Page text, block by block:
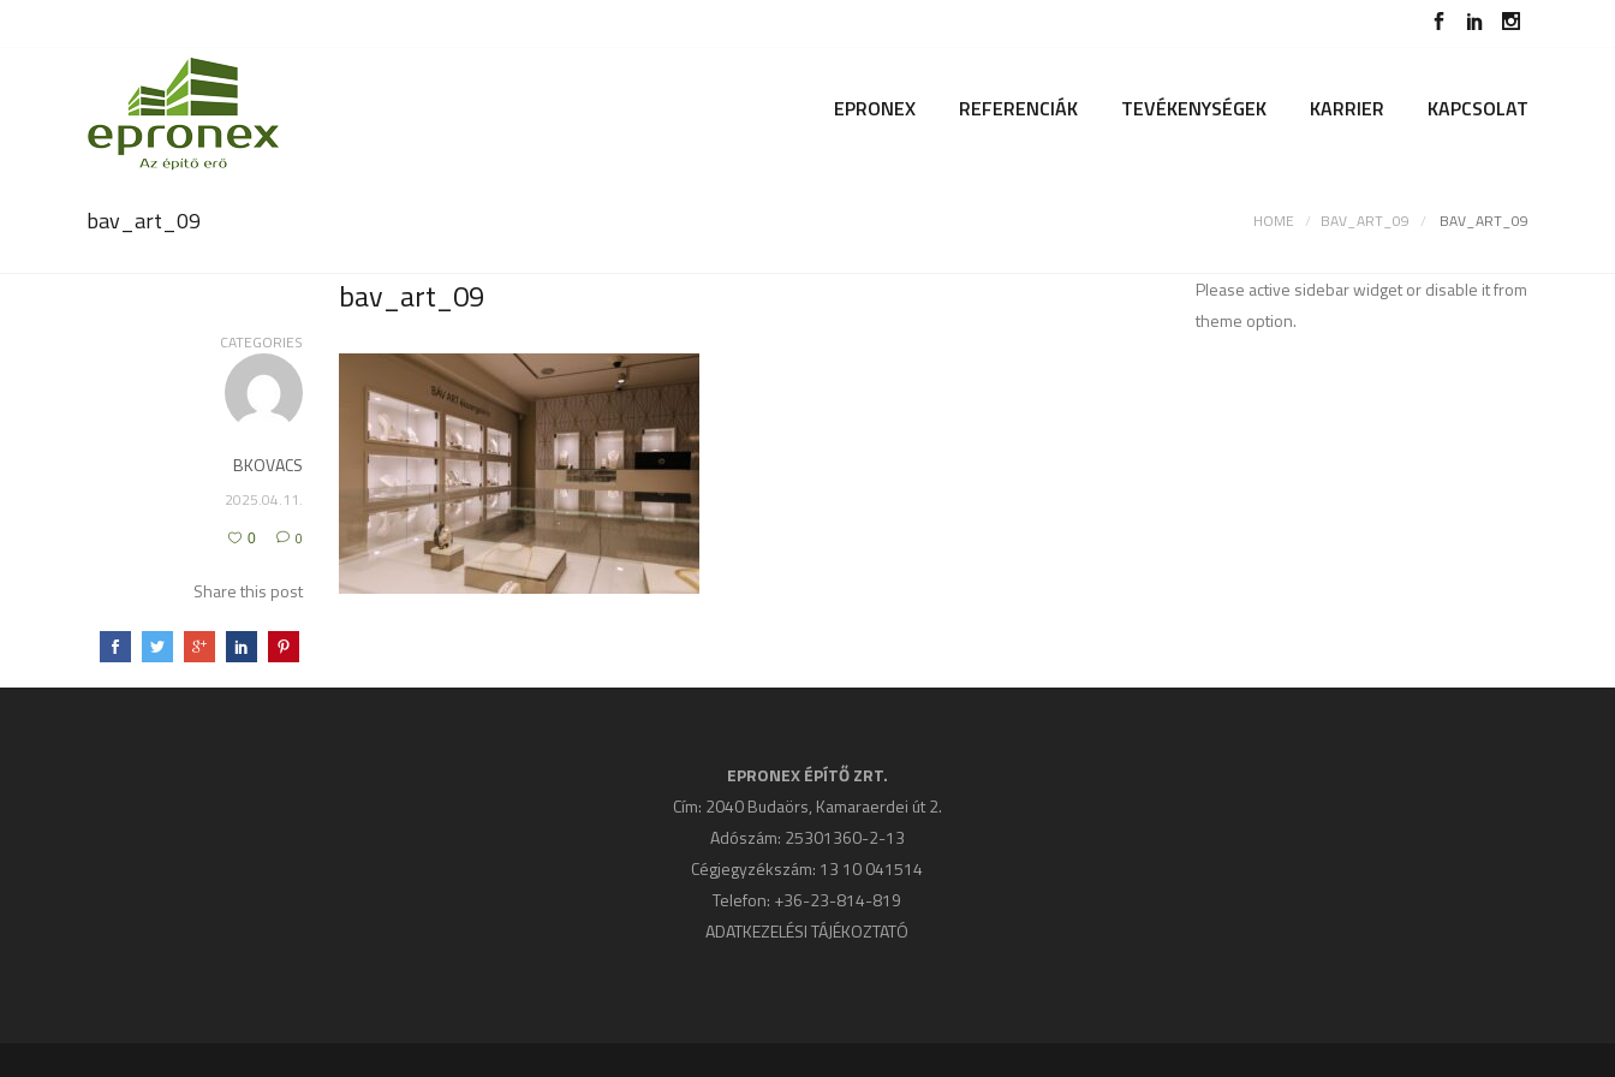
EPRONEX REFERENCIÁK TEVÉKENYSÉGEK KARRIER KAPCSOLAT
bav_art_09 HOME BAV_ART_09 BAV_ART_09
bav_art_09
CATEGORIES
BKOVACS
2025.04.11.
0 0
Share this post
Please active sidebar widget or disable it from
theme option.
EPRONEX ÉPÍTŐ ZRT.
Cím: 2040 Budaörs, Kamaraerdei út 2.
Adószám: 25301360-2-13
Cégjegyzékszám: 13 10 041514
Telefon: +36-23-814-819
ADATKEZELÉSI TÁJÉKOZTATÓ